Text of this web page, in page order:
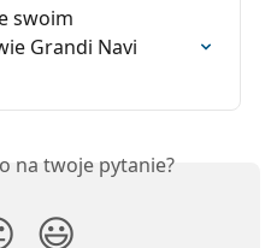
swoim
Grandi Navi
na twoje pytanie?
😃